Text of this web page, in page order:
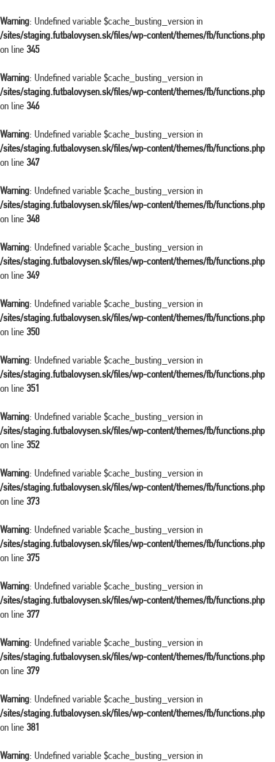
Warning: Undefined variable $cache_busting_version in
/sites/staging.futbalovysen.sk/files/wp-content/themes/fb/functions.php
on line 345
Warning: Undefined variable $cache_busting_version in
/sites/staging.futbalovysen.sk/files/wp-content/themes/fb/functions.php
on line 346
Warning: Undefined variable $cache_busting_version in
/sites/staging.futbalovysen.sk/files/wp-content/themes/fb/functions.php
on line 347
Warning: Undefined variable $cache_busting_version in
/sites/staging.futbalovysen.sk/files/wp-content/themes/fb/functions.php
on line 348
Warning: Undefined variable $cache_busting_version in
/sites/staging.futbalovysen.sk/files/wp-content/themes/fb/functions.php
on line 349
Warning: Undefined variable $cache_busting_version in
/sites/staging.futbalovysen.sk/files/wp-content/themes/fb/functions.php
on line 350
Warning: Undefined variable $cache_busting_version in
/sites/staging.futbalovysen.sk/files/wp-content/themes/fb/functions.php
on line 351
Warning: Undefined variable $cache_busting_version in
/sites/staging.futbalovysen.sk/files/wp-content/themes/fb/functions.php
on line 352
Warning: Undefined variable $cache_busting_version in
/sites/staging.futbalovysen.sk/files/wp-content/themes/fb/functions.php
on line 373
Warning: Undefined variable $cache_busting_version in
/sites/staging.futbalovysen.sk/files/wp-content/themes/fb/functions.php
on line 375
Warning: Undefined variable $cache_busting_version in
/sites/staging.futbalovysen.sk/files/wp-content/themes/fb/functions.php
on line 377
Warning: Undefined variable $cache_busting_version in
/sites/staging.futbalovysen.sk/files/wp-content/themes/fb/functions.php
on line 379
Warning: Undefined variable $cache_busting_version in
/sites/staging.futbalovysen.sk/files/wp-content/themes/fb/functions.php
on line 381
Warning: Undefined variable $cache_busting_version in